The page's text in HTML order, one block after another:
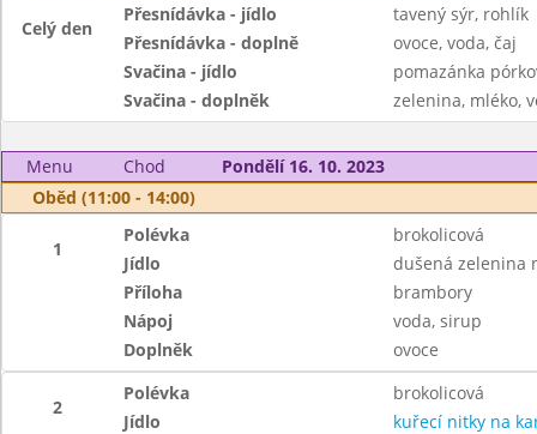
Celý den
Přesnídávka - jídlo
tavený sýr, rohlík
Přesnídávka - doplně
ovoce, voda, čaj
Svačina - jídlo
pomazánka
Svačina - doplněk
zelenina, mléko,
Menu Chod
Pondělí 16. 10. 2023
Oběd (11:00 - 14:00)
1
Polévka
brokolicová
Jídlo
dušená zelenina
Příloha
brambory
Nápoj
voda, sirup
Doplněk
ovoce
2
Polévka
brokolicová
Jídlo
kuřecí nitky na